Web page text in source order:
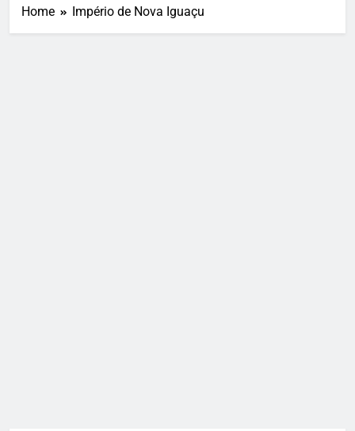
Home Império de Nova Iguaçu